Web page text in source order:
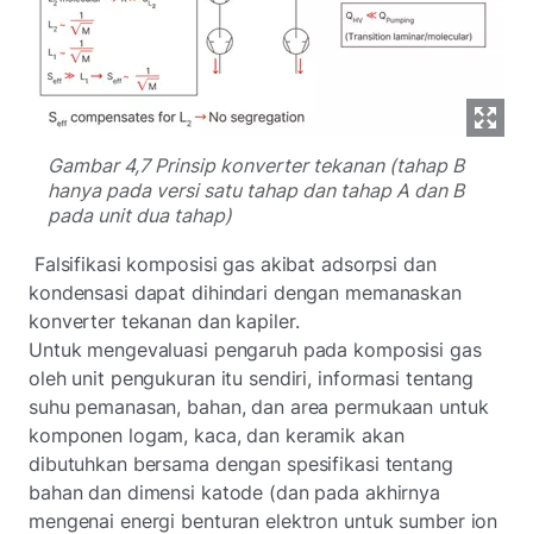
Gambar 4,7 Prinsip konverter tekanan (tahap B
hanya pada versi satu tahap dan tahap A dan B
pada unit dua tahap)
Falsifikasi komposisi gas akibat adsorpsi dan
kondensasi dapat dihindari dengan memanaskan
konverter tekanan dan kapiler.
Untuk mengevaluasi pengaruh pada komposisi gas
oleh unit pengukuran itu sendiri, informasi tentang
suhu pemanasan, bahan, dan area permukaan untuk
komponen logam, kaca, dan keramik akan
dibutuhkan bersama dengan spesifikasi tentang
bahan dan dimensi katode (dan pada akhirnya
mengenai energi benturan elektron untuk sumber ion